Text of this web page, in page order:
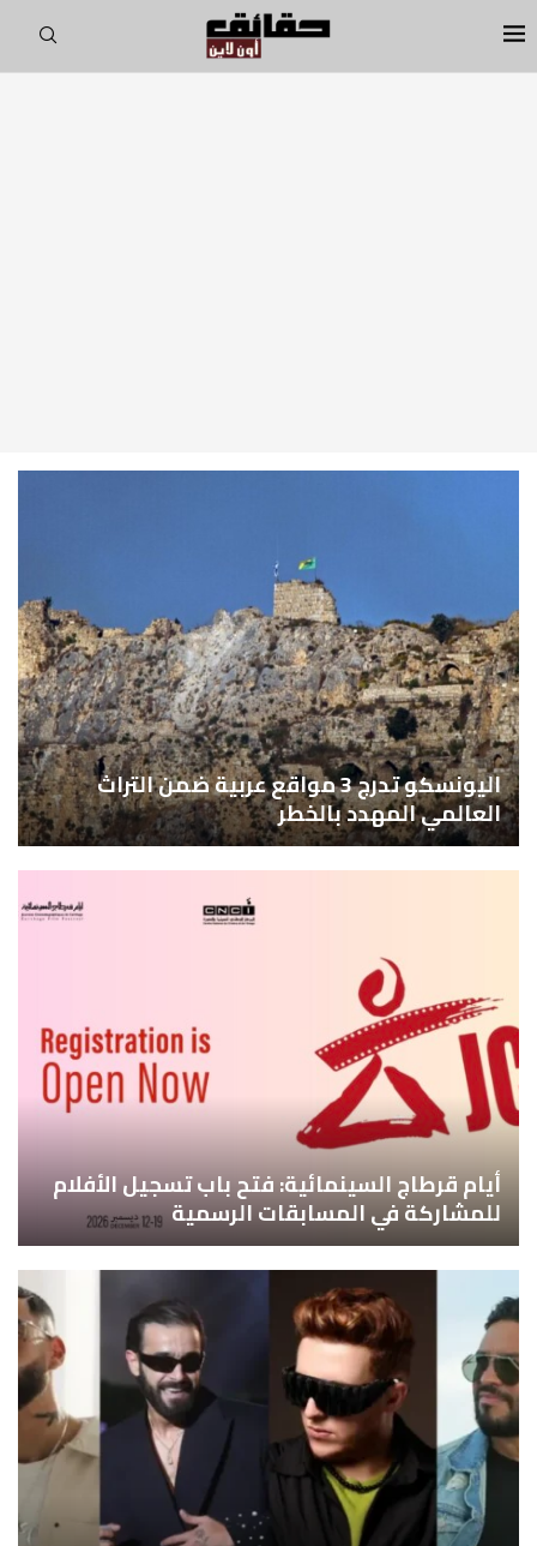
اليونسكو تدرج 3 مواقع عربية ضمن التراث
العالمي المهدد بالخطر
أيام قرطاج السينمائية: فتح باب تسجيل الأفلام
للمشاركة في المسابقات الرسمية